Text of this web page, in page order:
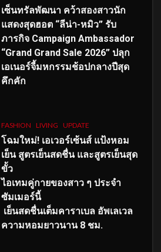
เซ็นทรัลพัฒนา คว้าสองสาวนัก
แสดงสุดฮอต “ลีน่า-หมิว” รับ
ภารกิจ Campaign Ambassador
“Grand Grand Sale 2026” ปลุก
เอเนอร์จี้มหกรรมช้อปกลางปีสุด
คึกคัก
FASHION LIVING UPDATE
โฉมใหม่! เอเวอร์เซ้นส์ แป้งหอม
เย็น สูตรเย็นสดชื่น และสูตรเย็นสุด
ขั้ว
ไอเทมคู่กายของสาว ๆ ประจำ
ซัมเมอร์นี้
เย็นสดชื่นเต็มคาราเบล อัพเลเวล
ความหอมยาวนาน 8 ชม.